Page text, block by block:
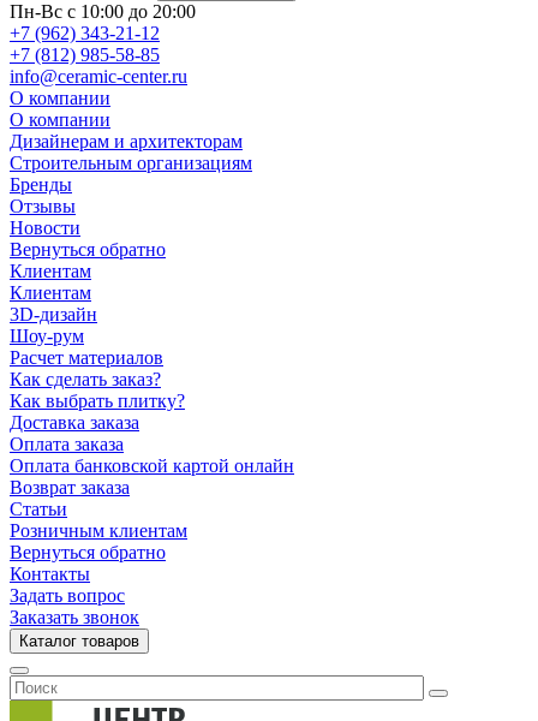
Пн-Вс с 10:00 до 20:00
+7 (962) 343-21-12
+7 (812) 985-58-85
info@ceramic-center.ru
О компании
О компании
Дизайнерам и архитекторам
Строительным организациям
Бренды
Отзывы
Новости
Вернуться обратно
Клиентам
Клиентам
3D-дизайн
Шоу-рум
Расчет материалов
Как сделать заказ?
Как выбрать плитку?
Доставка заказа
Оплата заказа
Оплата банковской картой онлайн
Возврат заказа
Статьи
Розничным клиентам
Вернуться обратно
Контакты
Задать вопрос
Заказать звонок
Каталог товаров